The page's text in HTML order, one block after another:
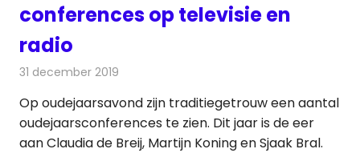
conferences op televisie en
radio
31 december 2019
Op oudejaarsavond zijn traditiegetrouw een aantal
oudejaarsconferences te zien. Dit jaar is de eer
aan Claudia de Breij, Martijn Koning en Sjaak Bral.